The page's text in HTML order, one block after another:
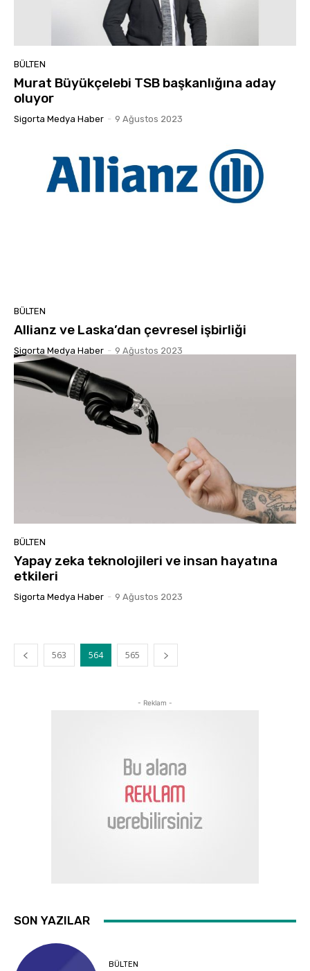
BÜLTEN
Murat Büyükçelebi TSB başkanlığına aday
oluyor
Sigorta Medya Haber - 9 Ağustos 2023
BÜLTEN
Allianz ve Laska’dan çevresel işbirliği
Sigorta Medya Haber - 9 Ağustos 2023
BÜLTEN
Yapay zeka teknolojileri ve insan hayatına
etkileri
Sigorta Medya Haber - 9 Ağustos 2023
563 564 565
- Reklam -
SON YAZILAR
BÜLTEN